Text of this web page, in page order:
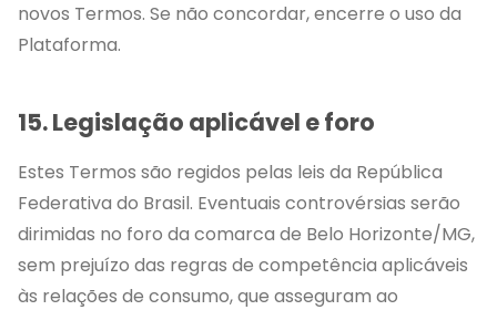
novos Termos. Se não concordar, encerre o uso da
Plataforma.
15. Legislação aplicável e foro
Estes Termos são regidos pelas leis da República
Federativa do Brasil. Eventuais controvérsias serão
dirimidas no foro da comarca de Belo Horizonte/MG,
sem prejuízo das regras de competência aplicáveis
às relações de consumo, que asseguram ao